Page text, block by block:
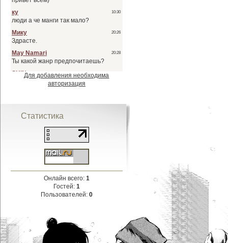
Для добавления необходима
авторизация
Статистика
Онлайн всего: 1
Гостей: 1
Пользователей: 0